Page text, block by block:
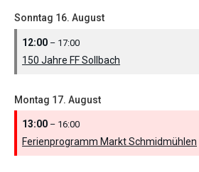
Sonntag 16. August
12:00 – 17:00
150 Jahre FF Sollbach
Montag 17. August
13:00 – 16:00
Ferienprogramm Markt Schmidmühlen